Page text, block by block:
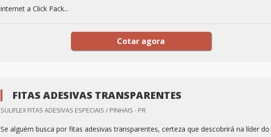
internet a Click Pack...
Cotar agora
FITAS ADESIVAS TRANSPARENTES
SULIFLEX FITAS ADESIVAS ESPECIAIS / PINHAIS - PR
Se alguém busca por fitas adesivas transparentes, certeza que descobrirá na líder do